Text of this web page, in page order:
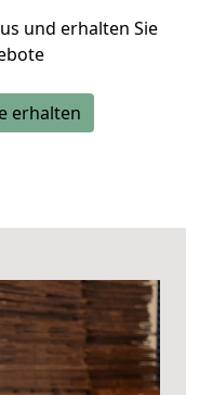
und erhalten Sie
erhalten